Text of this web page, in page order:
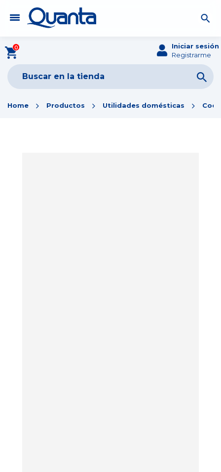
0
Iniciar sesión
Registrarme
Home Productos Utilidades domésticas